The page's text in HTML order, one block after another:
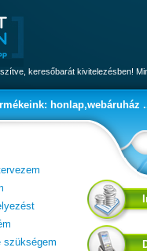
keresőbarát kivitelezésben!
honlap,webáruház
szükségem